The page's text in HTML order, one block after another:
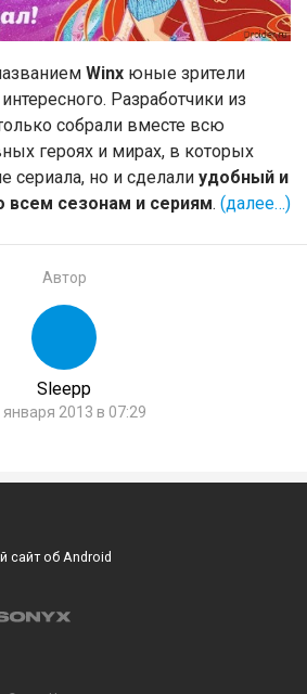
Winx юные зрители
Разработчики из
собрали вместе всю
героях и мирах, в которых
сериала, но и сделали удобный и
всем сезонам и сериям. (далее…)
Автор
Sleepp
января 2013 в 07:29
сайт об Android